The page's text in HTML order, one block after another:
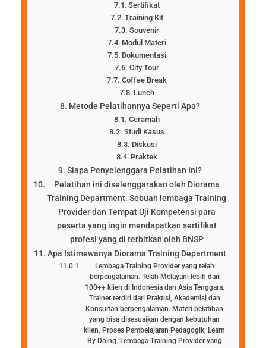
Sertifikat
Training Kit
Souvenir
Modul Materi
Dokumentasi
City Tour
Coffee Break
Lunch
Metode Pelatihannya Seperti Apa?
Ceramah
Studi Kasus
Diskusi
Praktek
Siapa Penyelenggara Pelatihan Ini?
Pelatihan ini diselenggarakan oleh Diorama
Training Department. Sebuah lembaga Training
Provider dan Tempat Uji Kompetensi para
peserta yang ingin mendapatkan sertifikat
profesi yang di terbitkan oleh BNSP
Apa Istimewanya Diorama Training Department
Lembaga Training Provider yang telah
berpengalaman. Telah Melayani lebih dari
100++ klien di Indonesia dan Asia Tenggara.
Trainer terdiri dari Praktisi, Akademisi dan
Konsultan berpengalaman. Materi pelatihan
yang bisa disesuaikan dengan kebutuhan
klien. Proses Pembelajaran Pedagogik, Learn
By Doing. Lembaga Training Provider yang